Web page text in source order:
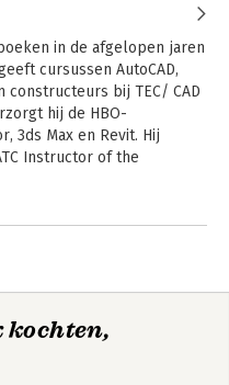
in de afgelopen jaren
cursussen AutoCAD,
constructeurs bij TEC/ CAD
hij de HBO-
3ds Max en Revit. Hij
Instructor of the
Ronald
kochten,